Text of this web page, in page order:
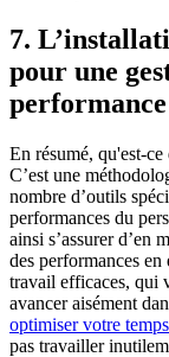
7.
pour une
performance
En résumé, qu'est-
C’est une
nombre d’outils
performances du
ainsi s’assurer d’en
des performances en
travail efficaces, qui
avancer aisément
optimiser votre
pas travailler